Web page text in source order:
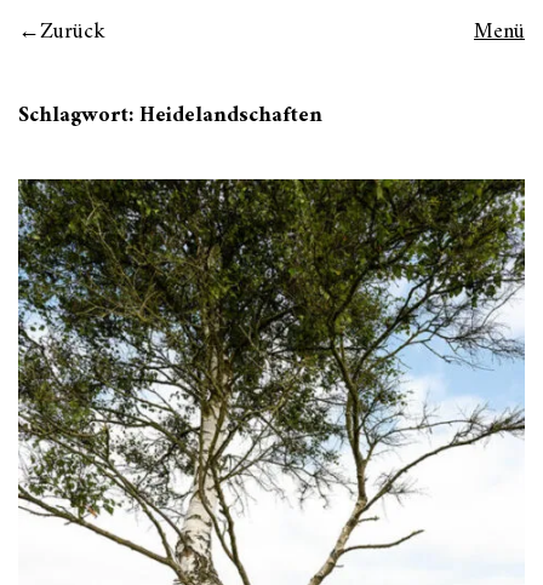
Zurück Menü
Schlagwort:Heidelandschaften